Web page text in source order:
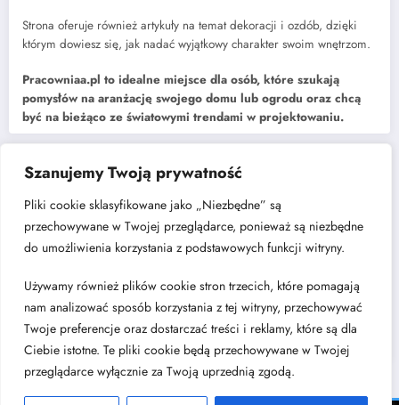
Szanujemy Twoją prywatność
Pliki cookie sklasyfikowane jako „Niezbędne” są
przechowywane w Twojej przeglądarce, ponieważ są niezbędne
do umożliwienia korzystania z podstawowych funkcji witryny.
Używamy również plików cookie stron trzecich, które pomagają
nam analizować sposób korzystania z tej witryny, przechowywać
Twoje preferencje oraz dostarczać treści i reklamy, które są dla
Ciebie istotne. Te pliki cookie będą przechowywane w Twojej
przeglądarce wyłącznie za Twoją uprzednią zgodą.
Strona oferuje również artykuły na temat dekoracji i ozdób, dzięki
którym dowiesz się, jak nadać wyjątkowy charakter swoim wnętrzom.
Pracowniaa.pl to idealne miejsce dla osób, które szukają
pomysłów na aranżację swojego domu lub ogrodu oraz chcą
być na bieżąco ze światowymi trendami w projektowaniu.
Najnowsze
Jak dobrać rozdzielacz do instalacji centralnego ogrzewania?
Kuchnia w kształcie litery „L” – dlaczego to układ, który nigdy nie
wychodzi z mody?
nadmiaru bodźców
Modne wykończenia wnętrz – czy posadzki żywiczne to dobry
wybór?
Jadalnia w salonie – jak wybrać stół i gdzie go ustawić?